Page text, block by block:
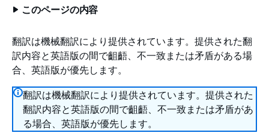
このページの内容
翻訳は機械翻訳により提供されています。提供された翻
訳内容と英語版の間で齟齬、不一致または矛盾がある場
合、英語版が優先します。
翻訳は機械翻訳により提供されています。提供された
翻訳内容と英語版の間で齟齬、不一致または矛盾があ
る場合、英語版が優先します。